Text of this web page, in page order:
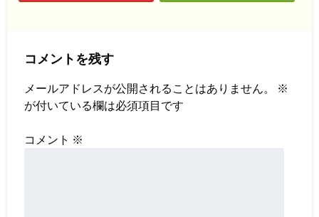
コメントを残す
メールアドレスが公開されることはありません。
※
が付いている欄は必須項目です
コメント ※